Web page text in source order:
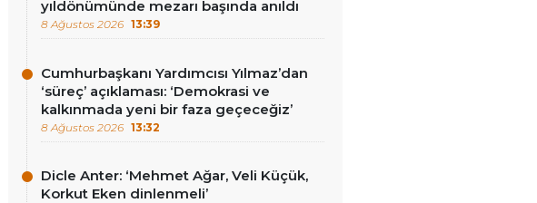
yıldönümünde mezarı başında anıldı
8 Ağustos 2026 13:39
Cumhurbaşkanı Yardımcısı Yılmaz’dan
‘süreç’ açıklaması: ‘Demokrasi ve
kalkınmada yeni bir faza geçeceğiz’
8 Ağustos 2026 13:32
Dicle Anter: ‘Mehmet Ağar, Veli Küçük,
Korkut Eken dinlenmeli’